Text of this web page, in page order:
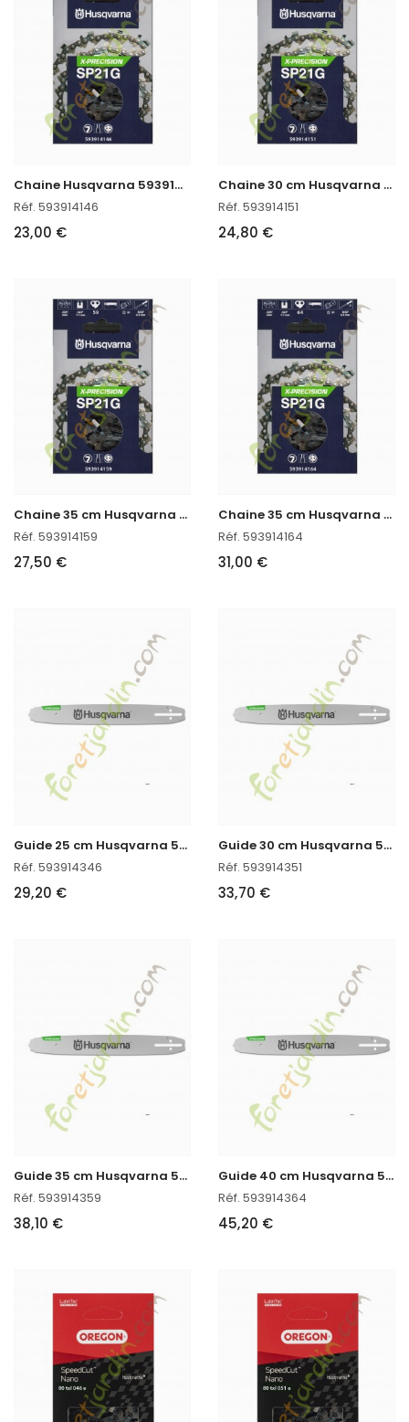
C
haine Husqvarna 593914146
Réf. 593914146
23,00 €
C
haine 30 cm Husqvarna 593914151 en stock
Réf. 593914151
24,80 €
C
haine 35 cm Husqvarna 593914159
Réf. 593914159
27,50 €
C
haine 35 cm Husqvarna 593914164
Réf. 593914164
31,00 €
G
uide 25 cm Husqvarna 593914346
Réf. 593914346
29,20 €
G
uide 30 cm Husqvarna 593914351
Réf. 593914351
33,70 €
G
uide 35 cm Husqvarna 593914359
Réf. 593914359
38,10 €
G
uide 40 cm Husqvarna 593914364
Réf. 593914364
45,20 €